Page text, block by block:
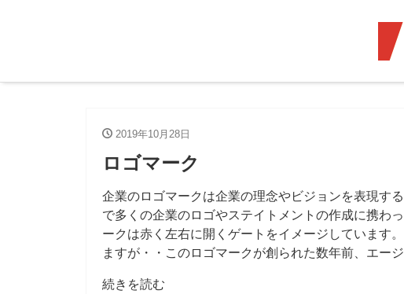
2019年10月28日
ロゴマーク
企業のロゴマークは企業の理念やビジョンを表現す
で多くの企業のロゴやステイトメントの作成に携わ
ークは赤く左右に開くゲートをイメージしています
ますが・・このロゴマークが創られた数年前、エー
続きを読む